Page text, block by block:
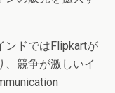
ンドではFlipkartが
競争が激しいイ